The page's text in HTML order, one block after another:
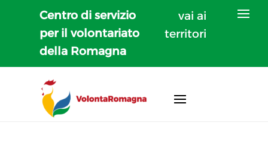
Centro di servizio
per il volontariato
della Romagna
vai ai
territori